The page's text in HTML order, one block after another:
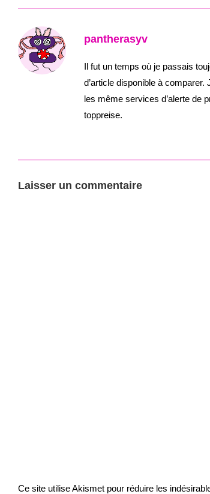
pantherasyv
Il fut un temps où je passais
d’article disponible à
les même services d’alerte de
toppreise.
Laisser un commentaire
Ce site utilise Akismet pour réduire les